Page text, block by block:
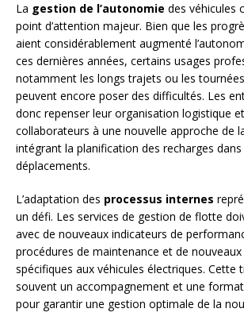
La gestion de l’autonomie des véhicules
point d’attention majeur. Bien que les
aient considérablement augmenté
ces dernières années, certains usages
notamment les longs trajets ou les
peuvent encore poser des difficultés. Les
donc repenser leur organisation logistique
collaborateurs à une nouvelle approche de
intégrant la planification des recharges dans
déplacements.
L’adaptation des processus internes
un défi. Les services de gestion de flotte
avec de nouveaux indicateurs de
procédures de maintenance et de
spécifiques aux véhicules électriques. Cette
souvent un accompagnement et une
pour garantir une gestion optimale de la